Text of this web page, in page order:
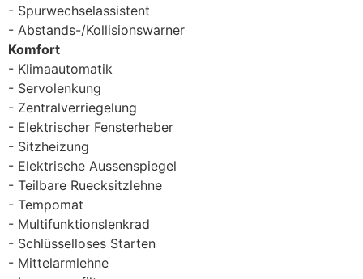
Spurwechselassistent
Abstands-/Kollisionswarner
Komfort
Klimaautomatik
Servolenkung
Zentralverriegelung
Elektrischer Fensterheber
Sitzheizung
Elektrische Aussenspiegel
Teilbare Ruecksitzlehne
Tempomat
Multifunktionslenkrad
Schlüsselloses Starten
Mittelarmlehne